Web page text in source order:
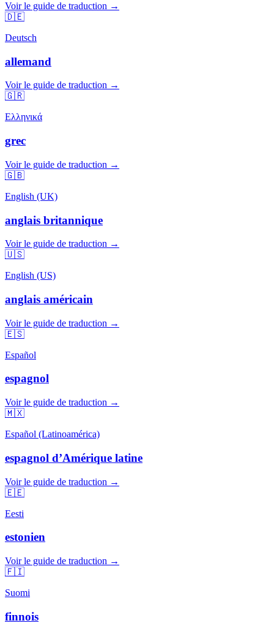
Voir le guide de traduction →
🇩🇪
Deutsch
allemand
Voir le guide de traduction →
🇬🇷
Ελληνικά
grec
Voir le guide de traduction →
🇬🇧
English (UK)
anglais britannique
Voir le guide de traduction →
🇺🇸
English (US)
anglais américain
Voir le guide de traduction →
🇪🇸
Español
espagnol
Voir le guide de traduction →
🇲🇽
Español (Latinoamérica)
espagnol d’Amérique latine
Voir le guide de traduction →
🇪🇪
Eesti
estonien
Voir le guide de traduction →
🇫🇮
Suomi
finnois